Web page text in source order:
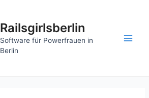
Railsgirlsberlin
Software für Powerfrauen in
Berlin